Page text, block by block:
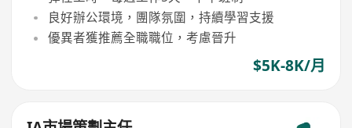
良好辦公環境，團隊氛圍，持續學習支援
優異者獲推薦全職職位，考慮晉升
$5K-8K/月